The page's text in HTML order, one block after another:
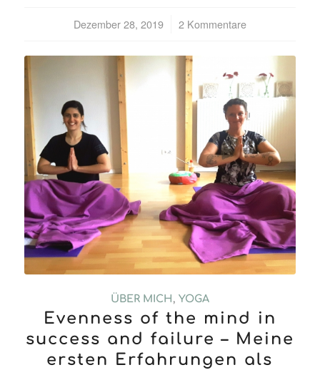
Dezember 28, 2019
/ 2 Kommentare
ÜBER MICH , YOGA
Evenness of the mind in
success and failure – Meine
ersten Erfahrungen als